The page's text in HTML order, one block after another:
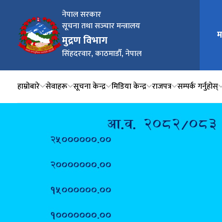
नेपाल सरकार
सूचना तथा सञ्‍चार मन्त्रालय
मुद्रण विभाग
सिंहदरवार, काठमाडौँ, नेपाल
मुख्य
हाम्रोबारे सेवाहरू सूचना केन्द्र मिडिया केन्द्र राजपत्र सम्पर्क गर्नुहोस्